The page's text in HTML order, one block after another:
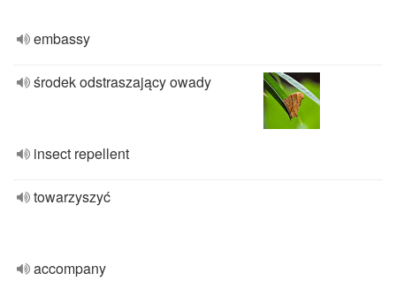
embassy
środek odstraszający owady
insect repellent
towarzyszyć
accompany